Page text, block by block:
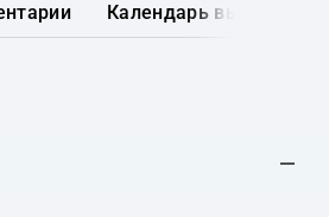
Календарь выплат